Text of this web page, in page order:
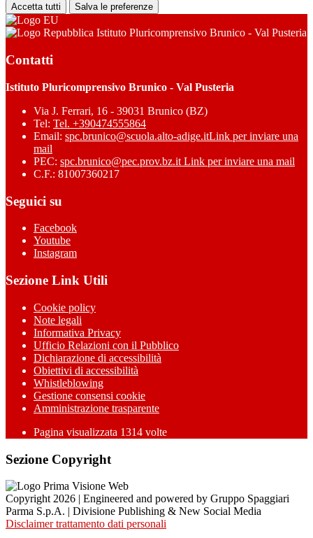
Accetta tutti Salva le preferenze
Istituto Pluricomprensivo Brunico - Val Pusteria
Contatti
Istituto Pluricomprensivo Brunico - Val Pusteria
Via J. Ferrari, 16 - 39031 Brunico (BZ)
Tel: Tel. +390474555864
Email: spc.brunico@scuola.alto-adige.itLink per inviare una
mail
PEC: spc.brunico@pec.prov.bz.it Link per inviare una mail
C.F.: 81007360217
Seguici su
Facebook
Youtube
Instagram
Sezione Link Utili
Cookie policy
Note legali
Informativa Privacy
Ufficio Relazioni con il Pubblico
Dichiarazione di accessibilità
Obiettivi di accessibilità
Whistleblowing
Gestione consensi cookie
Amministrazione trasparente
Pagina visualizzata 1314 volte
Sezione Copyright
Copyright 2026 | Engineered and powered by Gruppo Spaggiari
Parma S.p.A. | Divisione Publishing & New Social Media
Disclaimer trattamento dati personali